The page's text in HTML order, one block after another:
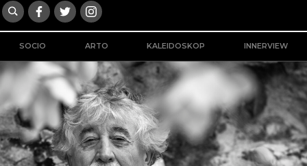
SOCIO ARTO KALEIDOSKOP INNERVIEW